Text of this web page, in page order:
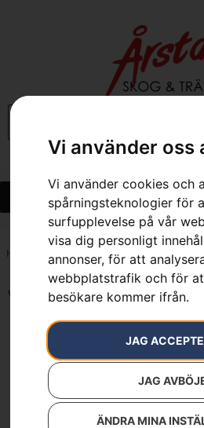
Vi använder oss
Vi använder cookies och
spårningsteknologier för
surfupplevelse på vår
visa dig personligt
annonser, för att
webbplatstrafik och för
besökare kommer ifrån.
JAG
JAG
ÄNDRA MINA
Hem
Visar alla 3 resultat